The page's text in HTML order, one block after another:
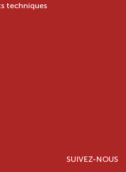
techniques
SUIVEZ-NOUS